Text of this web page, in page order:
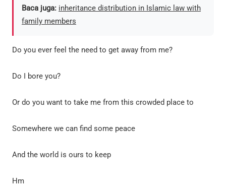
Baca juga: inheritance distribution in Islamic law with
family members
Do you ever feel the need to get away from me?
Do I bore you?
Or do you want to take me from this crowded place to
Somewhere we can find some peace
And the world is ours to keep
Hm